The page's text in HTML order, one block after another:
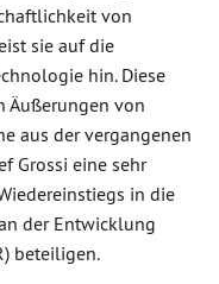
von
sie auf die
hin. Diese
Äußerungen von
aus der vergangenen
Grossi eine sehr
in die
der Entwicklung
beteiligen.